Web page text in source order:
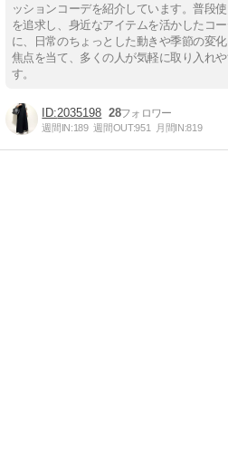
ッションコーデを紹介しています。普段
を追求し、身近なアイテムを活かしたコ
に、日常のちょっとした動きや季節の変
焦点を当て、多くの人が気軽に取り入れ
す。
2035198 28
週間IN:189 週間OUT:951 月間IN:819